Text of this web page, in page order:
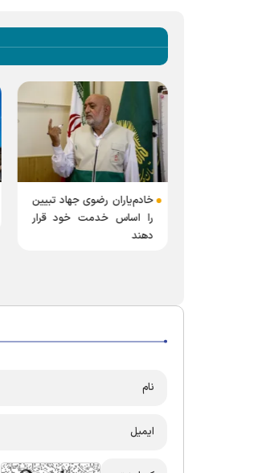
خادم‌یاران رضوی جهاد تبیین
را اساس خدمت خود قرار
دهند